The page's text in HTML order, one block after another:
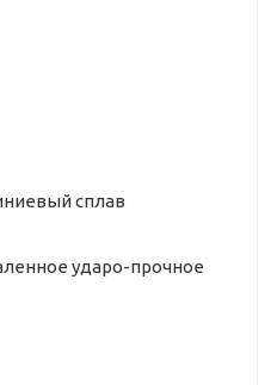
сплав
ударо-прочное